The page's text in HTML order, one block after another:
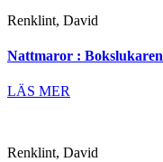
Renklint, David
Nattmaror : Bokslukaren
LÄS MER
Renklint, David